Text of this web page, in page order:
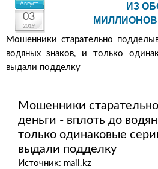
Август
03
2019
ИЗ
Мошенники старательно
водяных знаков, и только
выдали подделку
Мошенники
деньги - вплоть до
только одинаковые
выдали подделку
Источник: mail.kz